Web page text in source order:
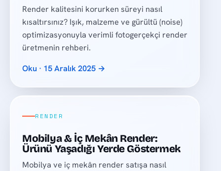
Render kalitesini korurken süreyi nasıl
kısaltırsınız? Işık, malzeme ve gürültü (noise)
optimizasyonuyla verimli fotogerçekçi render
üretmenin rehberi.
Oku · 15 Aralık 2025 →
RENDER
Mobilya & İç Mekân Render:
Ürünü Yaşadığı Yerde Göstermek
Mobilya ve iç mekân render satışa nasıl